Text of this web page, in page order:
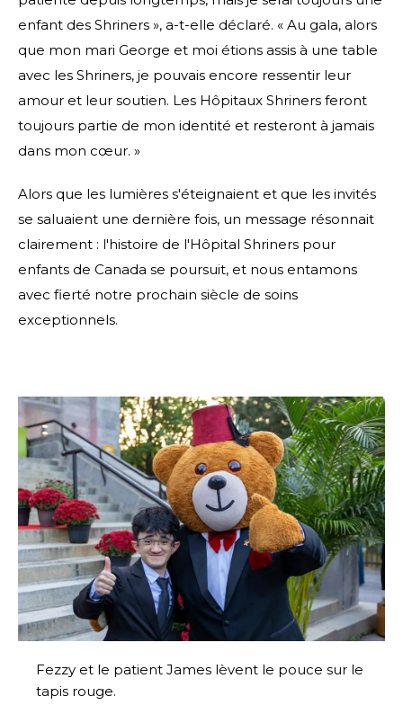
enfant des Shriners », a-t-elle déclaré. « Au gala, alors
que mon mari George et moi étions assis à une table
avec les Shriners, je pouvais encore ressentir leur
amour et leur soutien. Les Hôpitaux Shriners feront
toujours partie de mon identité et resteront à jamais
dans mon cœur. »
Alors que les lumières s'éteignaient et que les invités
se saluaient une dernière fois, un message résonnait
clairement : l'histoire de l'Hôpital Shriners pour
enfants de Canada se poursuit, et nous entamons
avec fierté notre prochain siècle de soins
exceptionnels.
Fezzy et le patient James lèvent le pouce sur le
tapis rouge.